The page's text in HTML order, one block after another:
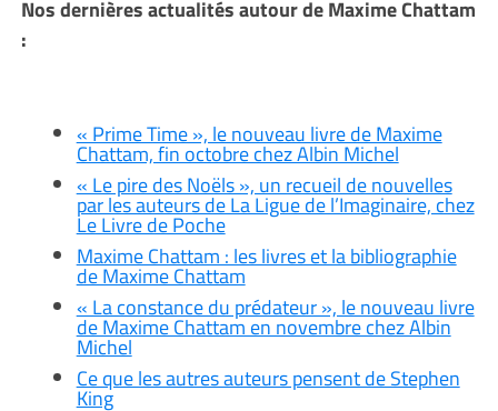
Nos dernières actualités autour de Maxime Chattam
:
« Prime Time », le nouveau livre de Maxime
Chattam, fin octobre chez Albin Michel
« Le pire des Noëls », un recueil de nouvelles
par les auteurs de La Ligue de l’Imaginaire, chez
Le Livre de Poche
Maxime Chattam : les livres et la bibliographie
de Maxime Chattam
« La constance du prédateur », le nouveau livre
de Maxime Chattam en novembre chez Albin
Michel
Ce que les autres auteurs pensent de Stephen
King